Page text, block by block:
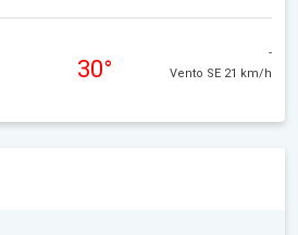
30°
-
Vento SE 21 km/h